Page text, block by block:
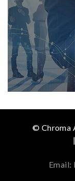
© Chroma
|
Email: